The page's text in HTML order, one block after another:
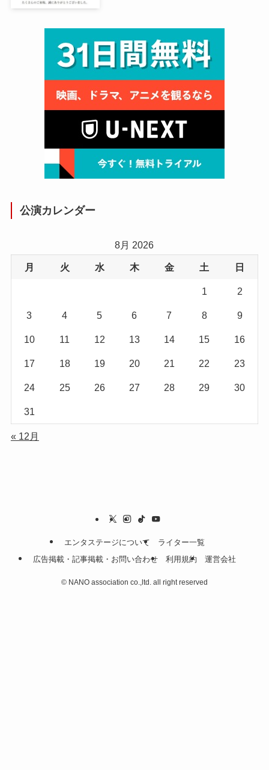
公演カレンダー
8月 2026
月 火 水 木 金 土 日
1 2
3 4 5 6 7 8 9
10 11 12 13 14 15 16
17 18 19 20 21 22 23
24 25 26 27 28 29 30
31
« 12月
エンタステージについて
ライター一覧
広告掲載・記事掲載・お問い合わせ
利用規約 運営会社
© NANO association co.,ltd. all right reserved